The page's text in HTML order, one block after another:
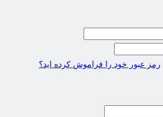
رمز عبور خود را فراموش کرده اید؟